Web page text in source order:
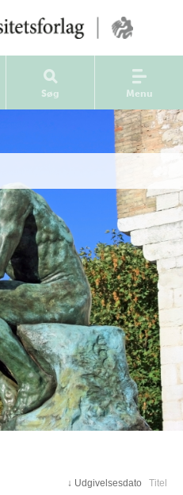
Søg Menu
↓ Udgivelsesdato Titel